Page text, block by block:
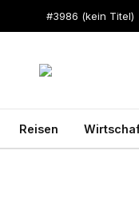
#3986 (kein Titel)
Reisen